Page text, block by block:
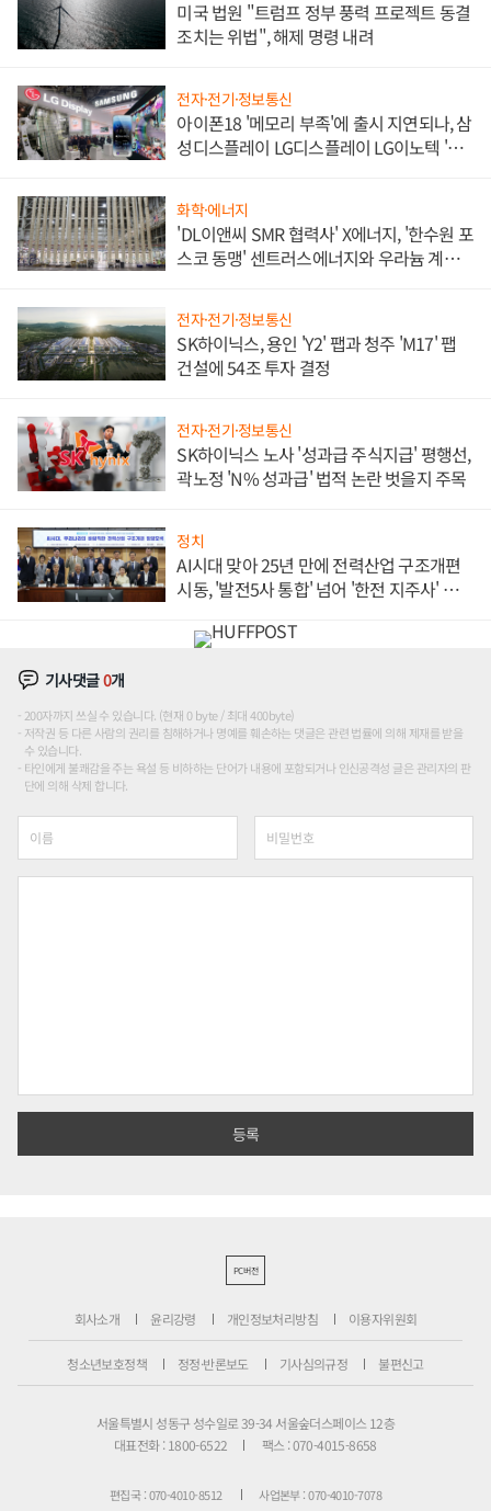
미국 법원 "트럼프 정부 풍력 프로젝트 동결
조치는 위법", 해제 명령 내려
전자·전기·정보통신
아이폰18 '메모리 부족'에 출시 지연되나, 삼
성디스플레이 LG디스플레이 LG이노텍 '탈
화학·에너지
'DL이앤씨 SMR 협력사' X에너지, '한수원 포
스코 동맹' 센트러스에너지와 우라늄 계약
전자·전기·정보통신
SK하이닉스, 용인 'Y2' 팹과 청주 'M17' 팹
건설에 54조 투자 결정
전자·전기·정보통신
SK하이닉스 노사 '성과급 주식지급' 평행선,
곽노정 'N% 성과급' 법적 논란 벗을지 주목
정치
AI시대 맞아 25년 만에 전력산업 구조개편
시동, '발전5사 통합' 넘어 '한전 지주사' 재편
기사댓글0개
200자까지 쓰실 수 있습니다. (현재 0 byte / 최대 400byte)
저작권 등 다른 사람의 권리를 침해하거나 명예를 훼손하는 댓글은 관련 법률에 의해 제재를 받을
수 있습니다.
타인에게 불쾌감을 주는 욕설 등 비하하는 단어가 내용에 포함되거나 인신공격성 글은 관리자의 판
단에 의해 삭제 합니다.
PC버전
회사소개 윤리강령 개인정보처리방침 이용자위원회
청소년보호정책 정정·반론보도 기사심의규정 불편신고
서울특별시 성동구 성수일로 39-34 서울숲더스페이스 12층
대표전화 : 1800-6522
팩스 : 070-4015-8658
편집국 : 070-4010-8512
사업본부 : 070-4010-7078